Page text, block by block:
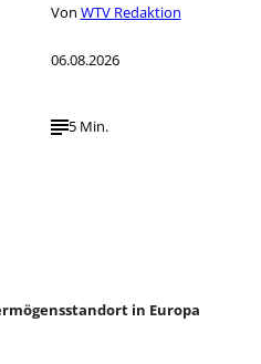
Von WTV Redaktion
06.08.2026
5 Min.
in Europa